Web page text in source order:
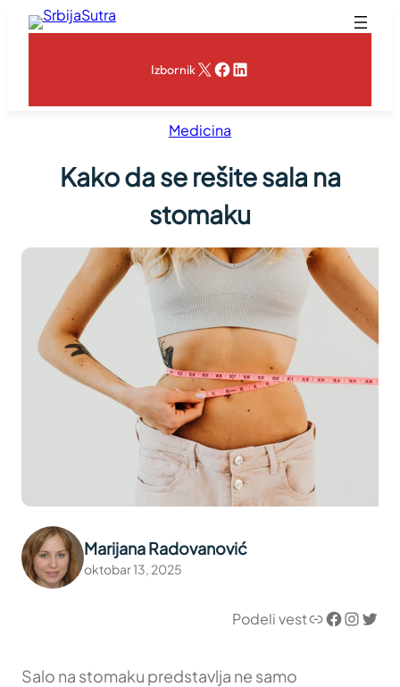
Skoči
IzbornikX Facebook
LinkedIn
Medicina
Kako da se rešite sala na
stomaku
Marijana Radovanović
oktobar 13, 2025
Podeli vestLink Facebook InstagramTwitter
Salo na stomaku predstavlja ne samo